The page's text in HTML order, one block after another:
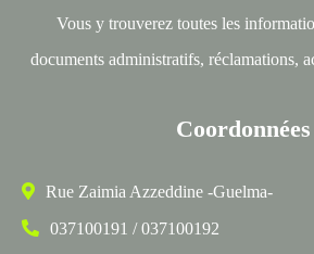
Vous y trouverez toutes les
documents administratifs, réclamations,
Coordonnées
Rue Zaimia Azzeddine -Guelma-
037100191 / 037100192